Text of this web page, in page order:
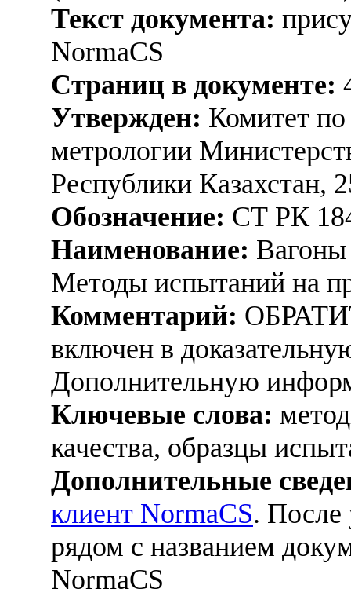
Текст документа:
NormaCS
Страниц в документе:
Утвержден: Комитет
метрологии
Республики Казахстан,
Обозначение: СТ РК
Наименование: Вагоны
Методы испытаний на
Комментарий:
включен в
Дополнительную
Ключевые слова:
качества, образцы
Дополнительные
клиент NormaCS. После
рядом с названием
NormaCS